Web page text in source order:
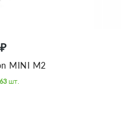
MINI M2
Шт.